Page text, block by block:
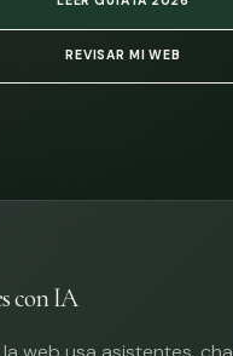
REVISAR MI WEB
con IA